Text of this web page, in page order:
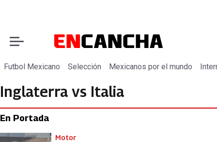
Futbol Mexicano Selección Mexicanos por el mundo
Inglaterra vs Italia
En Portada
Motor